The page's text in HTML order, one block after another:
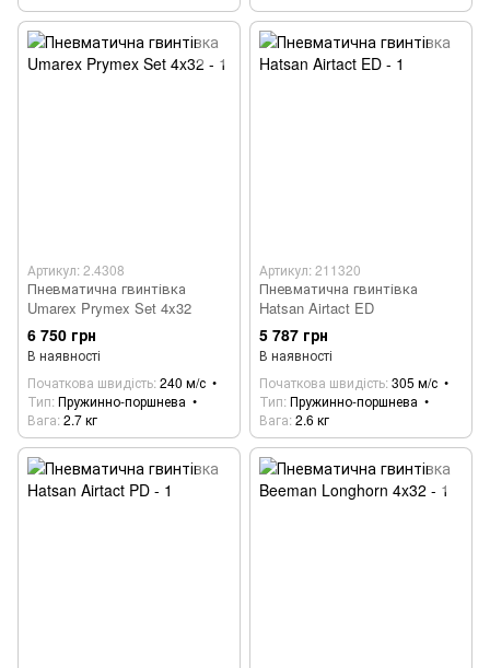
Артикул: 2.4308
Пневматична гвинтівка
Umarex Prymex Set 4x32
6 750 грн
В наявності
Початкова швидість 240 м/с
Тип Пружинно-поршнева
Вага 2.7 кг
Артикул: 211320
Пневматична гвинтівка
Hatsan Airtact ED
5 787 грн
В наявності
Початкова швидість 305 м/с
Тип Пружинно-поршнева
Вага 2.6 кг